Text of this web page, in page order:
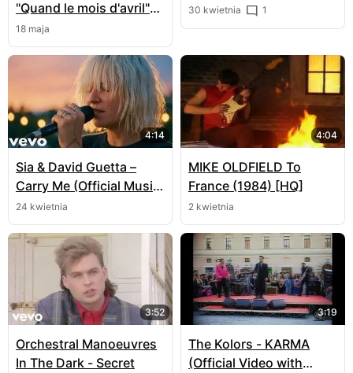
"Quand le mois d'avril"
live
18 maja
30 kwietnia 1
4:14
Sia & David Guetta –
Carry Me (Official Music
Video)
24 kwietnia
4:04
MIKE OLDFIELD To
France (1984) [HQ]
2 kwietnia
3:52
Orchestral Manoeuvres
In The Dark - Secret
3:19
The Kolors - KARMA
(Official Video with